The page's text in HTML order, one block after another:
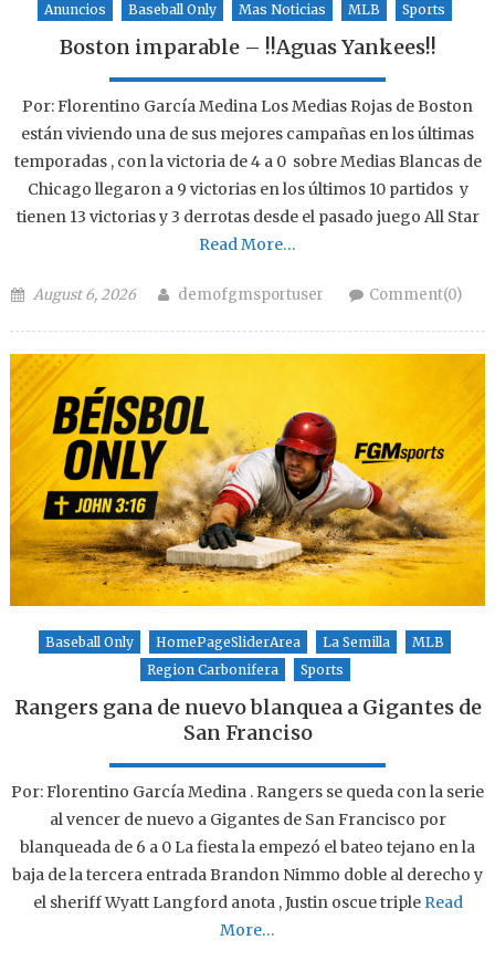
Anuncios Baseball Only Mas Noticias MLB Sports
Boston imparable – !!Aguas Yankees!!
Por: Florentino García Medina Los Medias Rojas de Boston
están viviendo una de sus mejores campañas en los últimas
temporadas , con la victoria de 4 a 0 sobre Medias Blancas de
Chicago llegaron a 9 victorias en los últimos 10 partidos y
tienen 13 victorias y 3 derrotas desde el pasado juego All Star
Read More…
Posted on
August 6, 2026 Author
demofgmsportuser Comment(0)
Baseball Only HomePageSliderArea La Semilla
MLB
Region Carbonifera
Sports
Rangers gana de nuevo blanquea a Gigantes de
San Franciso
Por: Florentino García Medina . Rangers se queda con la serie
al vencer de nuevo a Gigantes de San Francisco por
blanqueada de 6 a 0 La fiesta la empezó el bateo tejano en la
baja de la tercera entrada Brandon Nimmo doble al derecho y
el sheriff Wyatt Langford anota , Justin oscue tripleRead
More…